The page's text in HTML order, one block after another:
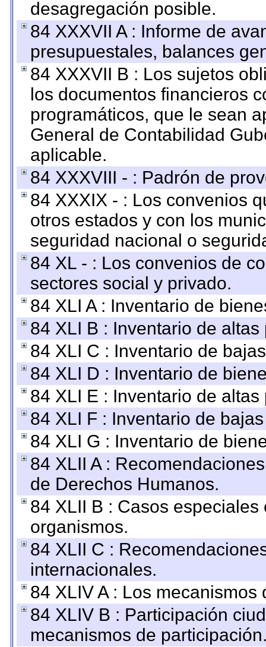
desagregación posible.
84 XXXVII A : Informe de
presupuestales, balances
84 XXXVII B : Los sujetos
los documentos financieros
programáticos, que le sean
General de Contabilidad
aplicable.
84 XXXVIII - : Padrón de
84 XXXIX - : Los convenios
otros estados y con los
seguridad nacional o
84 XL - : Los convenios de
sectores social y privado.
84 XLI A : Inventario de
84 XLI B : Inventario de
84 XLI C : Inventario de
84 XLI D : Inventario de
84 XLI E : Inventario de
84 XLI F : Inventario de
84 XLI G : Inventario de
84 XLII A :
de Derechos Humanos.
84 XLII B : Casos
organismos.
84 XLII C :
internacionales.
84 XLIV A : Los
84 XLIV B : Participación
mecanismos de